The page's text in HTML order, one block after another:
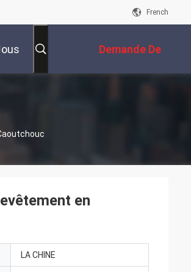
French
Demande De
Soumission
en
LA CHINE